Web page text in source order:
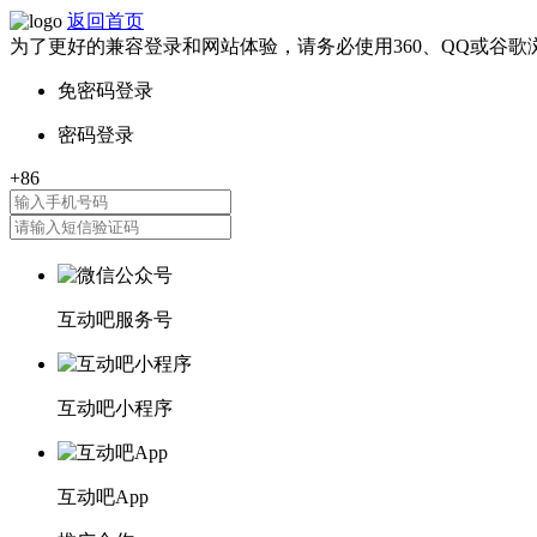
返回首页
为了更好的兼容登录和网站体验，请务必使用360、QQ或谷歌
互动吧服务号
互动吧小程序
互动吧App